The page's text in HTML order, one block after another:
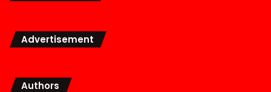
Advertisement
Authors